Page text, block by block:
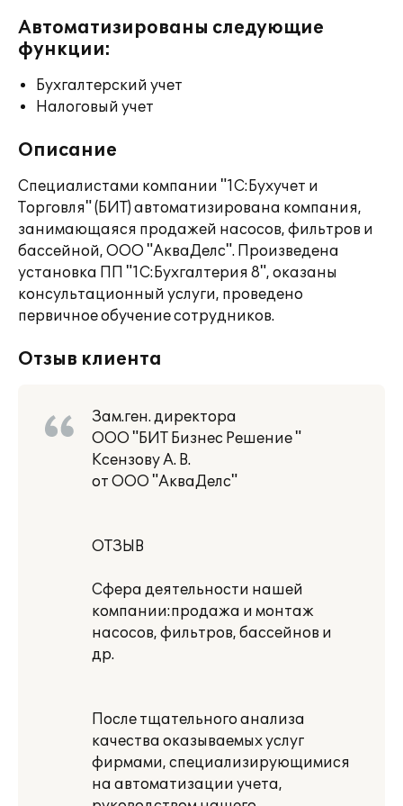
Автоматизированы следующие
функции:
Бухгалтерский учет
Налоговый учет
Описание
Специалистами компании "1С:Бухучет и
Торговля" (БИТ) автоматизирована компания,
занимающаяся продажей насосов, фильтров и
бассейной, ООО "АкваДелс". Произведена
установка ПП "1С:Бухгалтерия 8", оказаны
консультационный услуги, проведено
первичное обучение сотрудников.
Отзыв клиента
Зам.ген. директора
ООО "БИТ Бизнес Решение "
Ксензову А. В.
от ООО "АкваДелс"
ОТЗЫВ
Сфера деятельности нашей
компании:продажа и монтаж
насосов, фильтров, бассейнов и
др.
После тщательного анализа
качества оказываемых услуг
фирмами, специализирующимися
на автоматизации учета,